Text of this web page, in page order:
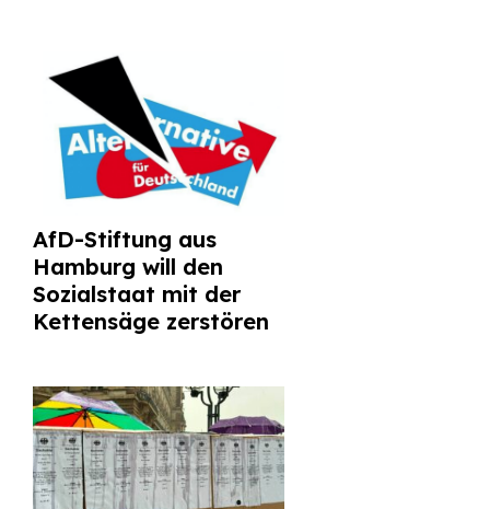
AfD-Stiftung aus
Hamburg will den
Sozialstaat mit der
Kettensäge zerstören